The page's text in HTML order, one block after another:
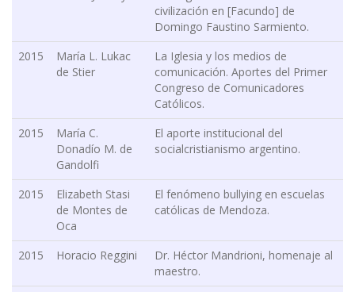
civilización en [Facundo] de
Domingo Faustino Sarmiento.
2015
María L. Lukac
de Stier
La Iglesia y los medios de
comunicación. Aportes del Primer
Congreso de Comunicadores
Católicos.
2015
María C.
Donadío M. de
Gandolfi
El aporte institucional del
socialcristianismo argentino.
2015
Elizabeth Stasi
de Montes de
Oca
El fenómeno bullying en escuelas
católicas de Mendoza.
2015 Horacio Reggini
Dr. Héctor Mandrioni, homenaje al
maestro.